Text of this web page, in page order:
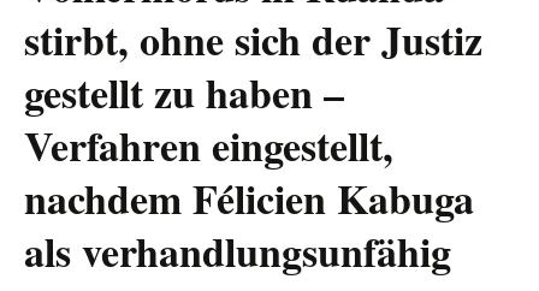
stirbt, ohne sich der Justiz
gestellt zu haben –
Verfahren eingestellt,
nachdem Félicien Kabuga
als verhandlungsunfähig